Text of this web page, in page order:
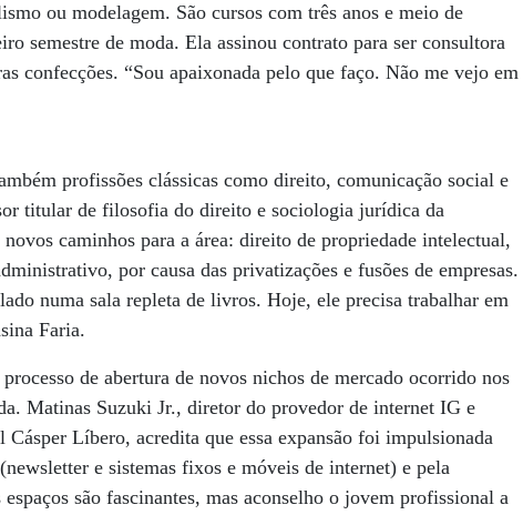
ou modelagem. São cursos com três anos e meio de
semestre de moda. Ela assinou contrato para ser consultora
confecções. “Sou apaixonada pelo que faço. Não me vejo em
profissões clássicas como direito, comunicação social e
titular de filosofia do direito e sociologia jurídica da
caminhos para a área: direito de propriedade intelectual,
por causa das privatizações e fusões de empresas.
numa sala repleta de livros. Hoje, ele precisa trabalhar em
Faria.
de abertura de novos nichos de mercado ocorrido nos
Matinas Suzuki Jr., diretor do provedor de internet IG e
Líbero, acredita que essa expansão foi impulsionada
e sistemas fixos e móveis de internet) e pela
são fascinantes, mas aconselho o jovem profissional a